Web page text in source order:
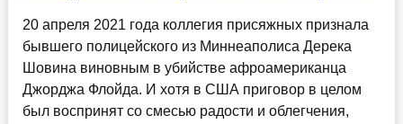
20 апреля 2021 года коллегия присяжных признала
бывшего полицейского из Миннеаполиса Дерека
Шовина виновным в убийстве афроамериканца
Джорджа Флойда. И хотя в США приговор в целом
был воспринят со смесью радости и облегчения,